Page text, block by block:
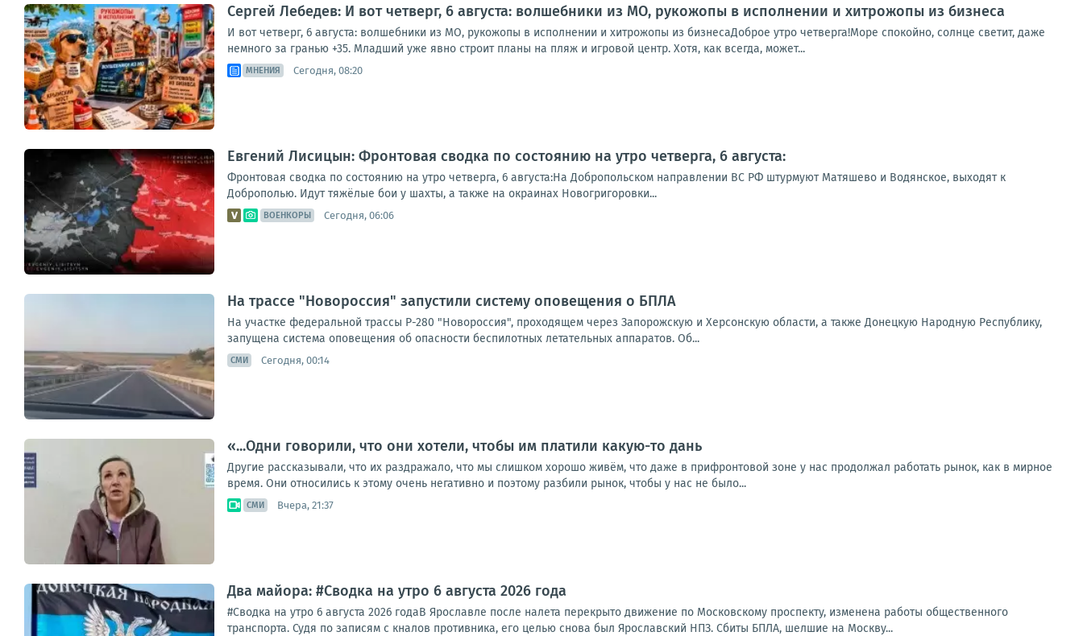
Сергей Лебедев: И вот четверг, 6 августа: волшебники из МО, рукожопы в исполнении и хитрожопы из бизнеса
И вот четверг, 6 августа: волшебники из МО, рукожопы в исполнении и хитрожопы из бизнесаДоброе утро четверга!Море спокойно, солнце светит, даже
немного за гранью +35. Младший уже явно строит планы на пляж и игровой центр. Хотя, как всегда, может...
МНЕНИЯ Сегодня, 08:20
Евгений Лисицын: Фронтовая сводка по состоянию на утро четверга, 6 августа:
Фронтовая сводка по состоянию на утро четверга, 6 августа:На Добропольском направлении ВС РФ штурмуют Матяшево и Водянское, выходят к
Доброполью. Идут тяжёлые бои у шахты, а также на окраинах Новогригоровки...
ВОЕНКОРЫ Сегодня, 06:06
На трассе "Новороссия" запустили систему оповещения о БПЛА
На участке федеральной трассы Р-280 "Новороссия", проходящем через Запорожскую и Херсонскую области, а также Донецкую Народную Республику,
запущена система оповещения об опасности беспилотных летательных аппаратов. Об...
СМИ Сегодня, 00:14
«...Одни говорили, что они хотели, чтобы им платили какую-то дань
Другие рассказывали, что их раздражало, что мы слишком хорошо живём, что даже в прифронтовой зоне у нас продолжал работать рынок, как в мирное
время. Они относились к этому очень негативно и поэтому разбили рынок, чтобы у нас не было...
СМИ Вчера, 21:37
Два майора: #Сводка на утро 6 августа 2026 года
#Сводка на утро 6 августа 2026 годаВ Ярославле после налета перекрыто движение по Московскому проспекту, изменена работы общественного
транспорта. Судя по записям с кналов противника, его целью снова был Ярославский НПЗ. Сбиты БПЛА, шелшие на Москву...